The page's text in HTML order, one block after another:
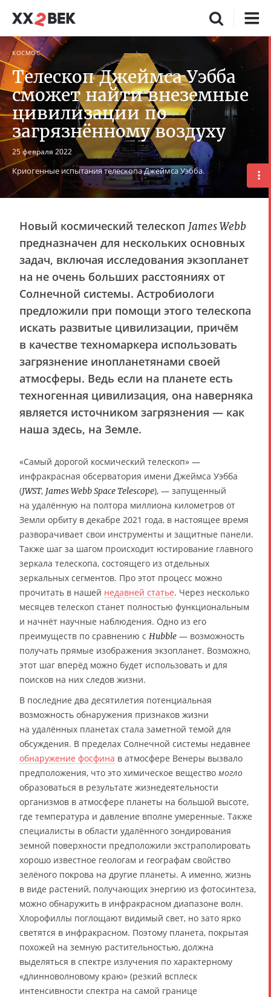
КОСМОС
Телескоп Джеймса Уэбба
сможет найти внеземные
цивилизации по
загрязнённому воздуху
25 февраля 2022
Криогенные испытания телескопа Джеймса Уэбба.
Новый космический телескоп James Webb
предназначен для нескольких основных
задач, включая исследования экзопланет
на не очень больших расстояниях от
Солнечной системы. Астробиологи
предложили при помощи этого телескопа
искать развитые цивилизации, причём
в качестве техномаркера использовать
загрязнение инопланетянами своей
атмосферы. Ведь если на планете есть
техногенная цивилизация, она наверняка
является источником загрязнения — как
наша здесь, на Земле.
«Самый дорогой космический телескоп» —
инфракрасная обсерватория имени Джеймса Уэбба
(JWST, James Webb Space Telescope), — запущенный
на удалённую на полтора миллиона километров от
Земли орбиту в декабре 2021 года, в настоящее время
разворачивает свои инструменты и защитные панели.
Также шаг за шагом происходит юстирование главного
зеркала телескопа, состоящего из отдельных
зеркальных сегментов. Про этот процесс можно
прочитать в нашей недавней статье. Через несколько
месяцев телескоп станет полностью функциональным
и начнёт научные наблюдения. Одно из его
преимуществ по сравнению с Hubble — возможность
получать прямые изображения экзопланет. Возможно,
этот шаг вперёд можно будет использовать и для
поисков на них следов жизни.
В последние два десятилетия потенциальная
возможность обнаружения признаков жизни
на удалённых планетах стала заметной темой для
обсуждения. В пределах Солнечной системы недавнее
обнаружение фосфина в атмосфере Венеры вызвало
предположения, что это химическое вещество могло
образоваться в результате жизнедеятельности
организмов в атмосфере планеты на большой высоте,
где температура и давление вполне умеренные. Также
специалисты в области удалённого зондирования
земной поверхности предположили экстраполировать
хорошо известное геологам и географам свойство
зелёного покрова на другие планеты. А именно, жизнь
в виде растений, получающих энергию из фотосинтеза,
можно обнаружить в инфракрасном диапазоне волн.
Хлорофиллы поглощают видимый свет, но зато ярко
светятся в инфракрасном. Поэтому планета, покрытая
похожей на земную растительностью, должна
выделяться в спектре излучения по характерному
«длинноволновому краю» (резкий всплеск
интенсивности спектра на самой границе